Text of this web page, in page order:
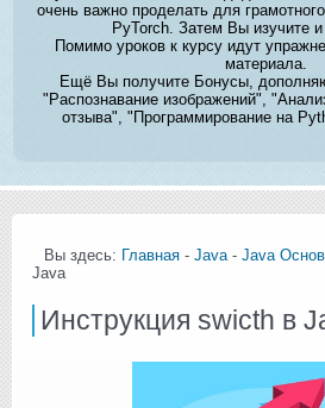
очень важно проделать для
PyTorch. Затем Вы изучите
Помимо уроков к курсу идут
материала.
Ещё Вы получите Бонусы,
"Распознавание изображений",
отзыва", "Программирование на
Вы здесь: Главная - Java- Java
Java
Инструкция swicth в